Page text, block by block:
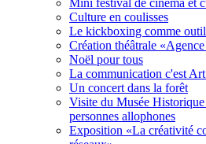
Culture en coulisses
Le kickboxing comme
Création théâtrale
Noël pour tous
La communication c'est
Un concert dans la forêt
Visite du Musée
personnes allophones
Exposition «La créativité